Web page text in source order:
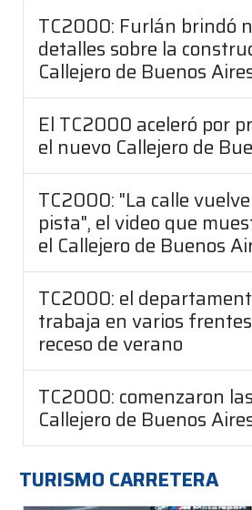
TC2000: Furlán brindó
detalles sobre la
Callejero de Buenos
El TC2000 aceleró por
el nuevo Callejero de
TC2000: "La calle
pista", el video que
el Callejero de Buenos
TC2000: el
trabaja en varios
receso de verano
TC2000: comenzaron
Callejero de Buenos
TURISMO CARRETERA